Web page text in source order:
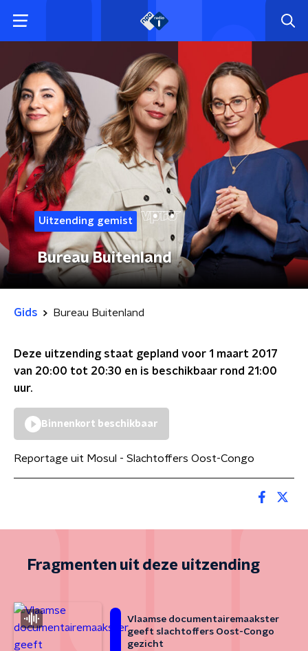
Uitzending gemist
Bureau Buitenland
Gids Bureau Buitenland
Deze uitzending staat gepland voor 1 maart 2017
van 20:00 tot 20:30 en is beschikbaar rond 21:00
uur.
Binnenkort beschikbaar
Reportage uit Mosul - Slachtoffers Oost-Congo
Fragmenten uit deze uitzending
Vlaamse documentairemaakster
geeft slachtoffers Oost-Congo
gezicht